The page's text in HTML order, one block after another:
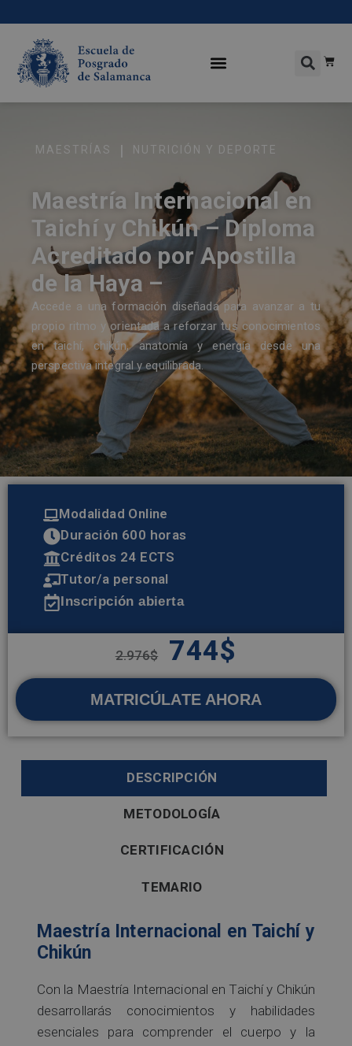
MAESTRÍAS | NUTRICIÓN Y DEPORTE
Maestría Internacional en
Taichí y Chikún – Diploma
Acreditado por Apostilla
de la Haya –
Accede a una formación diseñada para avanzar a tu
propio ritmo y orientada a reforzar tus conocimientos
en taichí, chikún, anatomía y energía desde una
perspectiva integral y equilibrada.
Modalidad Online
Duración 600 horas
Créditos 24 ECTS
Tutor/a personal
Inscripción abierta
2.976$ 744$
MATRICÚLATE AHORA
DESCRIPCIÓN
METODOLOGÍA
CERTIFICACIÓN
TEMARIO
Maestría Internacional en Taichí y
Chikún
Con la Maestría Internacional en Taichí y Chikún
desarrollarás conocimientos y habilidades
esenciales para comprender el cuerpo y la